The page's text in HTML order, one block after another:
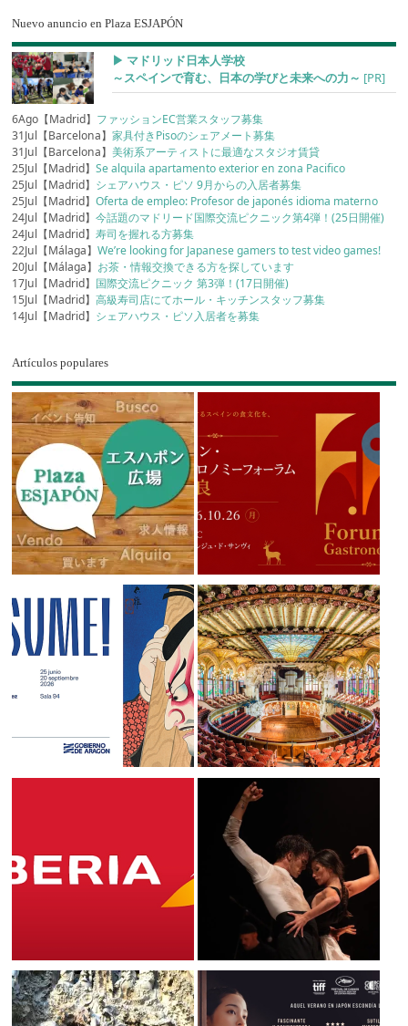
Nuevo anuncio en Plaza ESJAPÓN
▶︎ マドリッド日本人学校
～スペインで育む、日本の学びと未来への力～ [PR]
6Ago【Madrid】 ファッションEC営業スタッフ募集
31Jul【Barcelona】家具付きPisoのシェアメート募集
31Jul【Barcelona】美術系アーティストに最適なスタジオ賃貸
25Jul【Madrid】Se alquila apartamento exterior en zona Pacifico
25Jul【Madrid】 シェアハウス・ピソ 9月からの入居者募集
25Jul【Madrid】Oferta de empleo: Profesor de japonés idioma materno
24Jul【Madrid】今話題のマドリード国際交流ピクニック第4弾！(25日開催)
24Jul【Madrid】寿司を握れる方募集
22Jul【Málaga】We’re looking for Japanese gamers to test video games!
20Jul【Málaga】 お茶・情報交換できる方を探しています
17Jul【Madrid】 国際交流ピクニック 第3弾！(17日開催)
15Jul【Madrid】高級寿司店にてホール・キッチンスタッフ募集
14Jul【Madrid】 シェアハウス・ピソ入居者を募集
Artículos populares